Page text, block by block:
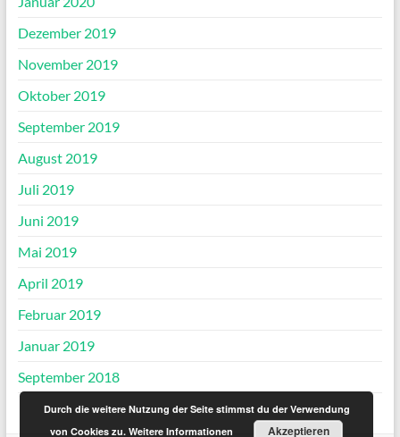
Dezember 2019
November 2019
Oktober 2019
September 2019
August 2019
Juli 2019
Juni 2019
Mai 2019
April 2019
Februar 2019
Januar 2019
September 2018
Durch die weitere Nutzung der Seite stimmst du der Verwendung
von Cookies zu.Weitere Informationen Akzeptieren